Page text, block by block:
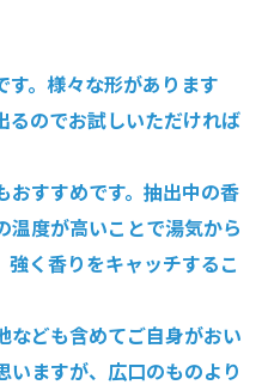
す。様々な形があります
るのでお試しいただければ
おすすめです。抽出中の香
温度が高いことで湯気から
く香りをキャッチするこ
なども含めてご自身がおい
いますが、広口のものより